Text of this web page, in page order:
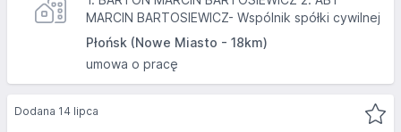
MARCIN BARTOSIEWICZ- Wspólnik spółki cywilnej
Płońsk (Nowe Miasto - 18km)
umowa o pracę
Dodana 14 lipca